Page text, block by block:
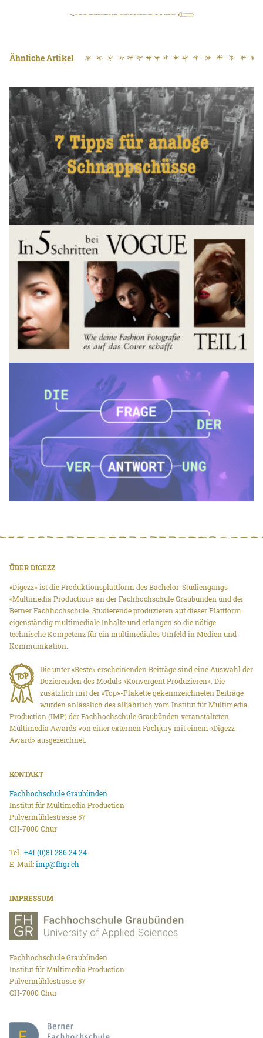
Ähnliche Artikel
ÜBER DIGEZZ
«Digezz» ist die Produktionsplattform des Bachelor-Studiengangs
«Multimedia Production» an der Fachhochschule Graubünden und der
Berner Fachhochschule. Studierende produzieren auf dieser Plattform
eigenständig multimediale Inhalte und erlangen so die nötige
technische Kompetenz für ein multimediales Umfeld in Medien und
Kommunikation.
Die unter «Beste» erscheinenden Beiträge sind eine Auswahl der
Dozierenden des Moduls «Konvergent Produzieren». Die
zusätzlich mit der «Top»-Plakette gekennzeichneten Beiträge
wurden anlässlich des alljährlich vom Institut für Multimedia
Production (IMP) der Fachhochschule Graubünden veranstalteten
Multimedia Awards von einer externen Fachjury mit einem «Digezz-
Award» ausgezeichnet.
KONTAKT
Fachhochschule Graubünden
Institut für Multimedia Production
Pulvermühlestrasse 57
CH-7000 Chur
Tel.:+41 (0)81 286 24 24
E-Mail:imp@fhgr.ch
IMPRESSUM
Fachhochschule Graubünden
Institut für Multimedia Production
Pulvermühlestrasse 57
CH-7000 Chur